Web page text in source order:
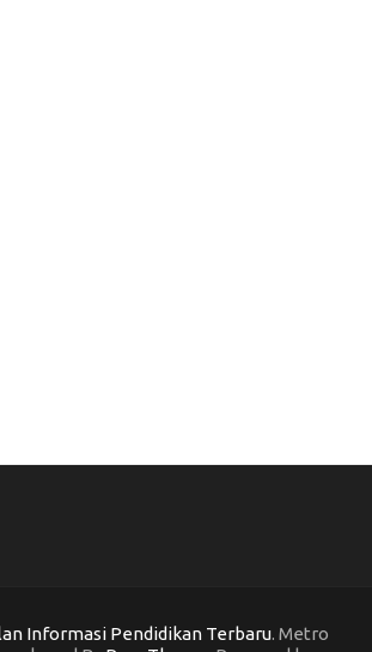
Informasi Pendidikan Terbaru. Metro